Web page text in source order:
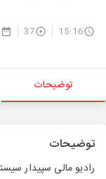
15:16
37
توضیحات
توضیحات
رادیو مالی سپیدار